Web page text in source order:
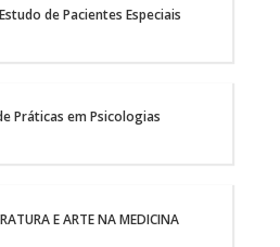
de Pacientes Especiais
Práticas em Psicologias
E ARTE NA MEDICINA